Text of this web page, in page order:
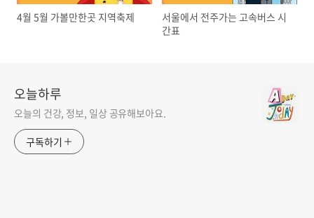
4월 5월 가볼만한곳 지역축제
서울에서 전주가는 고속버스 시
간표
오늘하루
오늘의 건강, 정보, 일상 공유해보아요.
구독하기